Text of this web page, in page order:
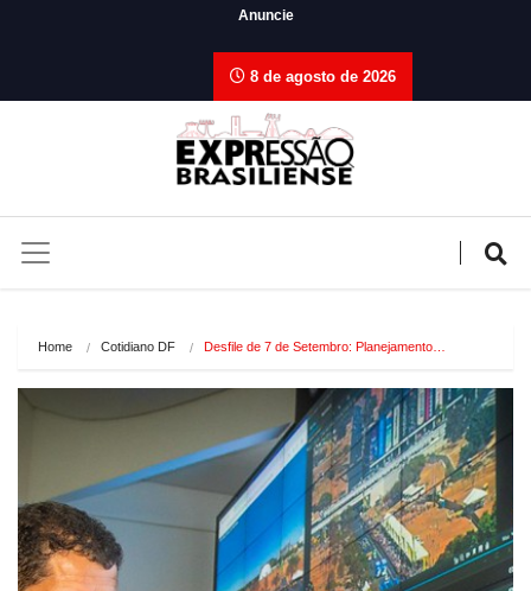
Anuncie
8 de agosto de 2026
Home Cotidiano DF Desfile de 7 de Setembro: Planejamento…